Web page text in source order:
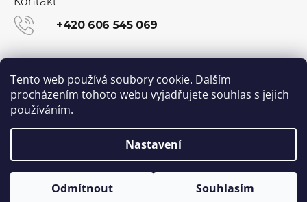
Tento web používá soubory cookie. Dalším
procházením tohoto webu vyjadřujete souhlas s jejich
používáním.
Nastavení
Odmítnout Souhlasím
+420 606 545 069
Vytvořil Shoptet
© 2026 Kanekalon-STORE.cz. Všechna práva
vyhrazena.Upravit nastavení cookies